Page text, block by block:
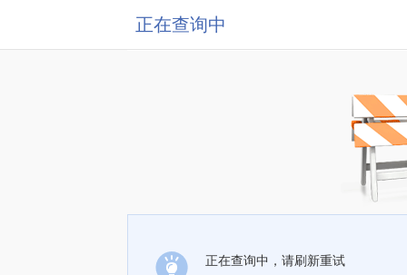
正在查询中
正在查询中，请刷新重试